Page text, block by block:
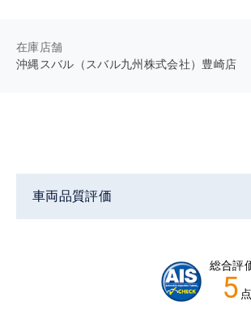
在庫店舗
沖縄スバル（スバル九州株式会社）豊崎店
車両品質評価
総合評
5 点